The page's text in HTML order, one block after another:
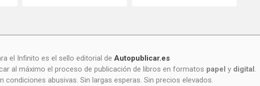
el Infinito es el sello editorial de Autopublicar.es
al máximo el proceso de publicación de libros en formatos papely digital.
condiciones abusivas. Sin largas esperas. Sin precios elevados.